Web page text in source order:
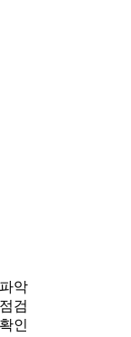
악
검
인